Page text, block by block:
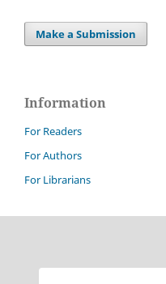
Make a Submission
Information
For Readers
For Authors
For Librarians